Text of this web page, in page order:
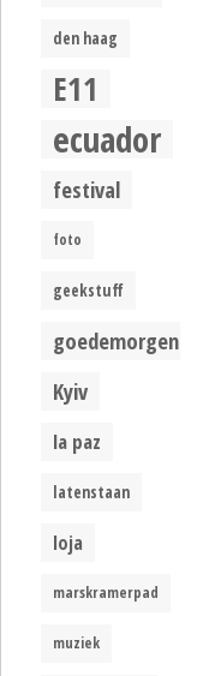
den haag
E11
ecuador
festival
foto
geekstuff
goedemorgen
Kyiv
la paz
latenstaan
loja
marskramerpad
muziek